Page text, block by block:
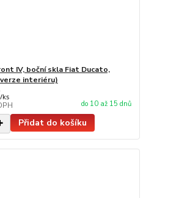
IV, boční skla Fiat Ducato,
interiéru)
/ks
do 10 až 15 dnů
Přidat do košíku